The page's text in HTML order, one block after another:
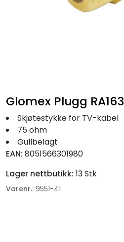
Glomex Plugg RA163
Skjøtestykke for TV-kabel
75 ohm
Gullbelagt
EAN: 8051566301980
Lager nettbutikk: 13 Stk
Varenr.: 9551-41
Nyheter